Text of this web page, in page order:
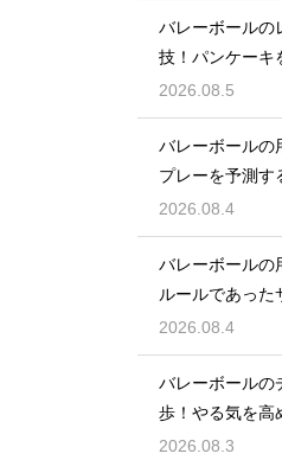
バレーボールの
技！パンケーキ
練習方法
2026.08.5
バレーボールの
プレーを予測す
は何か
2026.08.4
バレーボールの
ルールであった
は何か
2026.08.4
バレーボールの
歩！やる気を高
方とは
2026.08.3